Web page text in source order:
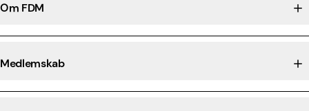
Om FDM
Medlemskab